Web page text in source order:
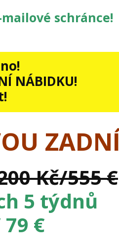
schránce!
NÁBIDKU!
Kč/555 €
5 týdnů
€